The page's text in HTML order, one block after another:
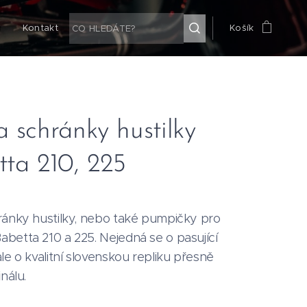
Kontakt Košík
schránky hustilky
210, 225
hustilky, nebo také pumpičky pro
210 a 225. Nejedná se o pasující
o kvalitní slovenskou repliku přesně